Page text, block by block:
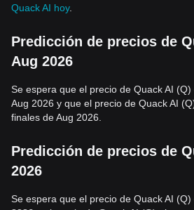
Quack AI hoy.
Predicción de precios de
Aug 2026
Se espera que el precio de Quack AI
Aug 2026 y que el precio de Quack AI
finales de Aug 2026.
Predicción de precios de
2026
Se espera que el precio de Quack AI